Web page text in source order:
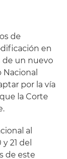
de
en
de un nuevo
por la vía
la Corte
al
21 del
de este